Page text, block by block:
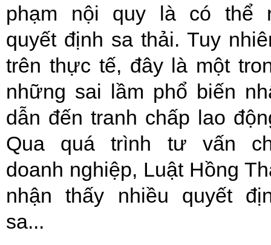
phạm nội quy là có thể
quyết định sa thải. Tuy
trên thực tế, đây là một
những sai lầm phổ biến
dẫn đến tranh chấp lao
Qua quá trình tư vấn
doanh nghiệp, Luật Hồng
nhận thấy nhiều quyết
sa...